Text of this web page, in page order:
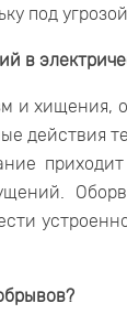
под
в
и хищения,
действия